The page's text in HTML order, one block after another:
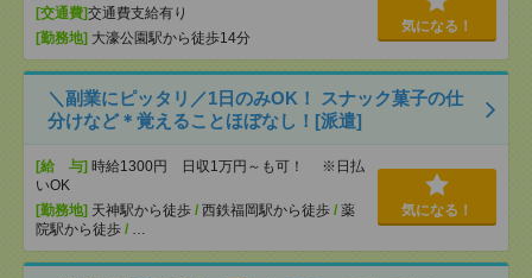
[交通費]交通費支給有り
[勤務地] 大濠公園駅から徒歩14分
気になる！
＼副業にピッタリ／1日のみOK！ スナック菓子の仕
分けなど＊覚えることほぼなし！[派遣]
[給 与] 時給1300円 日収1万円～も可！ ※日払
いOK
[勤務地] 天神駅から徒歩 / 西鉄福岡駅から徒歩 / 薬
院駅から徒歩 / …
気になる！